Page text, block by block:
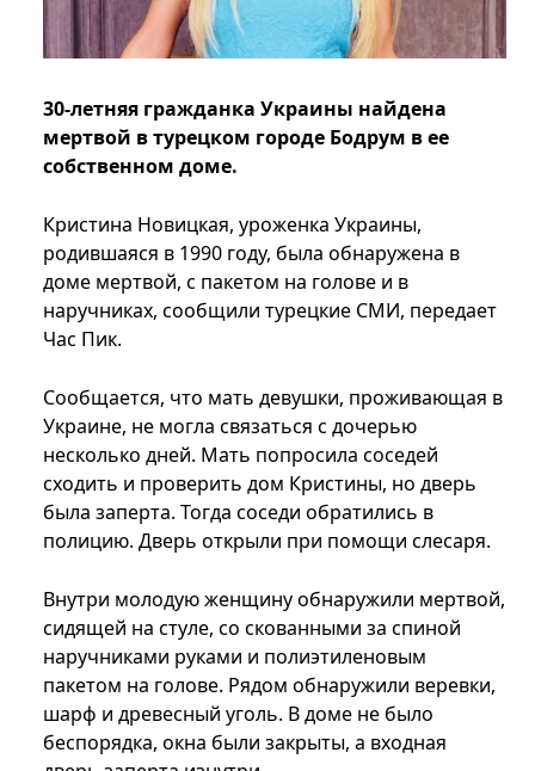
30-летняя гражданка Украины найдена
мертвой в турецком городе Бодрум в ее
собственном доме.
Кристина Новицкая, уроженка Украины,
родившаяся в 1990 году, была обнаружена в
доме мертвой, с пакетом на голове и в
наручниках, сообщили турецкие СМИ, передает
Час Пик.
Сообщается, что мать девушки, проживающая в
Украине, не могла связаться с дочерью
несколько дней. Мать попросила соседей
сходить и проверить дом Кристины, но дверь
была заперта. Тогда соседи обратились в
полицию. Дверь открыли при помощи слесаря.
Внутри молодую женщину обнаружили мертвой,
сидящей на стуле, со скованными за спиной
наручниками руками и полиэтиленовым
пакетом на голове. Рядом обнаружили веревки,
шарф и древесный уголь. В доме не было
беспорядка, окна были закрыты, а входная